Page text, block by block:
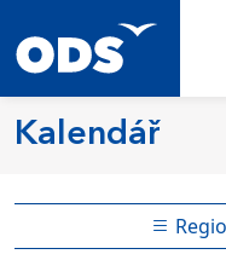
Kalendář